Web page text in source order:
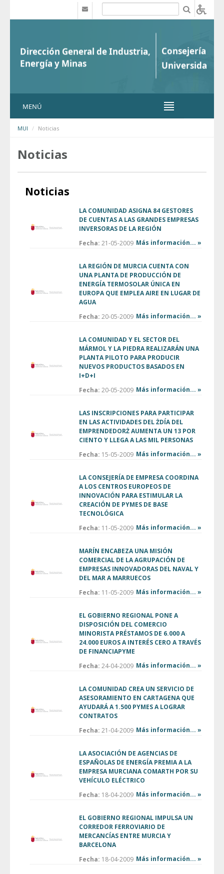
MENÚ
MUI Noticias
Noticias
Noticias
LA COMUNIDAD ASIGNA 84 GESTORES
DE CUENTAS A LAS GRANDES EMPRESAS
INVERSORAS DE LA REGIÓN
Fecha: 21-05-2009 Más información... »
LA REGIÓN DE MURCIA CUENTA CON
UNA PLANTA DE PRODUCCIÓN DE
ENERGÍA TERMOSOLAR ÚNICA EN
EUROPA QUE EMPLEA AIRE EN LUGAR DE
AGUA
Fecha: 20-05-2009 Más información... »
LA COMUNIDAD Y EL SECTOR DEL
MÁRMOL Y LA PIEDRA REALIZARÁN UNA
PLANTA PILOTO PARA PRODUCIR
NUEVOS PRODUCTOS BASADOS EN
I+D+I
Fecha: 20-05-2009 Más información... »
LAS INSCRIPCIONES PARA PARTICIPAR
EN LAS ACTIVIDADES DEL ŻDÍA DEL
EMPRENDEDORŻ AUMENTA UN 13 POR
CIENTO Y LLEGA A LAS MIL PERSONAS
Fecha: 15-05-2009 Más información... »
LA CONSEJERÍA DE EMPRESA COORDINA
A LOS CENTROS EUROPEOS DE
INNOVACIÓN PARA ESTIMULAR LA
CREACIÓN DE PYMES DE BASE
TECNOLÓGICA
Fecha: 11-05-2009 Más información... »
MARÍN ENCABEZA UNA MISIÓN
COMERCIAL DE LA AGRUPACIÓN DE
EMPRESAS INNOVADORAS DEL NAVAL Y
DEL MAR A MARRUECOS
Fecha: 11-05-2009 Más información... »
EL GOBIERNO REGIONAL PONE A
DISPOSICIÓN DEL COMERCIO
MINORISTA PRÉSTAMOS DE 6.000 A
24.000 EUROS A INTERÉS CERO A TRAVÉS
DE FINANCIAPYME
Fecha: 24-04-2009 Más información... »
LA COMUNIDAD CREA UN SERVICIO DE
ASESORAMIENTO EN CARTAGENA QUE
AYUDARÁ A 1.500 PYMES A LOGRAR
CONTRATOS
Fecha: 21-04-2009 Más información... »
LA ASOCIACIÓN DE AGENCIAS DE
ESPAÑOLAS DE ENERGÍA PREMIA A LA
EMPRESA MURCIANA COMARTH POR SU
VEHÍCULO ELÉCTRICO
Fecha: 18-04-2009 Más información... »
EL GOBIERNO REGIONAL IMPULSA UN
CORREDOR FERROVIARIO DE
MERCANCÍAS ENTRE MURCIA Y
BARCELONA
Fecha: 18-04-2009 Más información... »